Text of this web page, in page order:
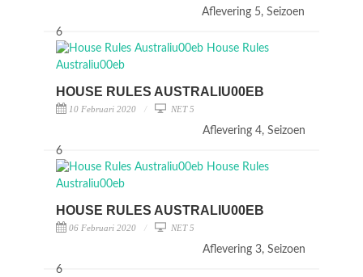
Aflevering 5, Seizoen
6
HOUSE RULES AUSTRALIU00EB
10 Februari 2020 NET 5
Aflevering 4, Seizoen
6
HOUSE RULES AUSTRALIU00EB
06 Februari 2020 NET 5
Aflevering 3, Seizoen
6